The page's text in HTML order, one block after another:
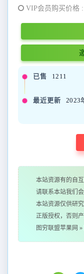
VIP会员购买价格 :
已售 1211
最近更新 2023
本站资源有的自
请联系本站我们会
本站资源仅供研
正版授权，否则
图穷联盟苹果网 »